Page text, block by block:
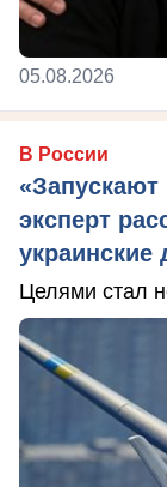
05.08.2026
В России
эксперт
Целями стал